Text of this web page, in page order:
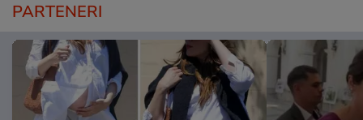
PARTENERI